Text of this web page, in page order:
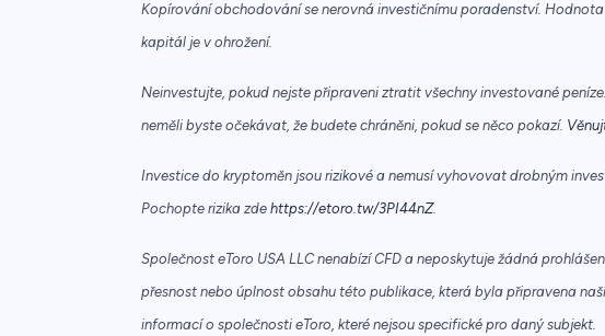
Kopírování obchodování se nerovná investičnímu poradenství.
kapitál je v ohrožení.
Neinvestujte, pokud nejste připraveni ztratit všechny investované
neměli byste očekávat, že budete chráněni, pokud se něco pokazí.
Investice do kryptoměn jsou rizikové a nemusí vyhovovat drobným
Pochopte rizika zde https://etoro.tw/3PI44nZ.
Společnost eToro USA LLC nenabízí CFD a neposkytuje žádná
přesnost nebo úplnost obsahu této publikace, která byla připravena
informací o společnosti eToro, které nejsou specifické pro daný subjekt.